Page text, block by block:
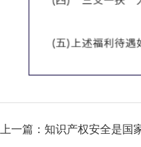
上一篇： 知识产权安全是国